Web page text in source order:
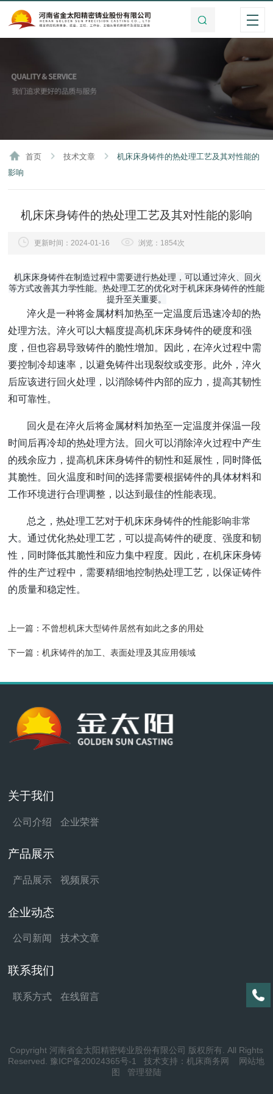
首页 技术文章
机床床身铸件的热处理工艺及其对性能的
影响
机床床身铸件的热处理工艺及其对性能的影响
更新时间：2024-01-16 浏览：1854次
机床床身铸件在制造过程中需要进行热处理，可以通过淬火、回火
等方式改善其力学性能。热处理工艺的优化对于机床床身铸件的性能
提升至关重要。
淬火是一种将金属材料加热至一定温度后迅速冷却的热
处理方法。淬火可以大幅度提高机床床身铸件的硬度和强
度，但也容易导致铸件的脆性增加。因此，在淬火过程中需
要控制冷却速率，以避免铸件出现裂纹或变形。此外，淬火
后应该进行回火处理，以消除铸件内部的应力，提高其韧性
和可靠性。
回火是在淬火后将金属材料加热至一定温度并保温一段
时间后再冷却的热处理方法。回火可以消除淬火过程中产生
的残余应力，提高机床床身铸件的韧性和延展性，同时降低
其脆性。回火温度和时间的选择需要根据铸件的具体材料和
工作环境进行合理调整，以达到最佳的性能表现。
总之，热处理工艺对于机床床身铸件的性能影响非常
大。通过优化热处理工艺，可以提高铸件的硬度、强度和韧
性，同时降低其脆性和应力集中程度。因此，在机床床身铸
件的生产过程中，需要精细地控制热处理工艺，以保证铸件
的质量和稳定性。
上一篇：不曾想机床大型铸件居然有如此之多的用处
下一篇：机床铸件的加工、表面处理及其应用领域
关于我们
公司介绍 企业荣誉
产品展示
产品展示 视频展示
企业动态
公司新闻 技术文章
联系我们
联系方式 在线留言
Copyright 河南省金太阳精密铸业股份有限公司 版权所有. All Rights
Reserved. 豫ICP备20024365号-1 技术支持：机床商务网
网站地
图
管理登陆